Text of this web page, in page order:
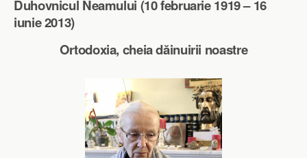
Duhovnicul Neamului (10 februarie 1919 – 16
iunie 2013)
Ortodoxia, cheia dăinuirii noastre